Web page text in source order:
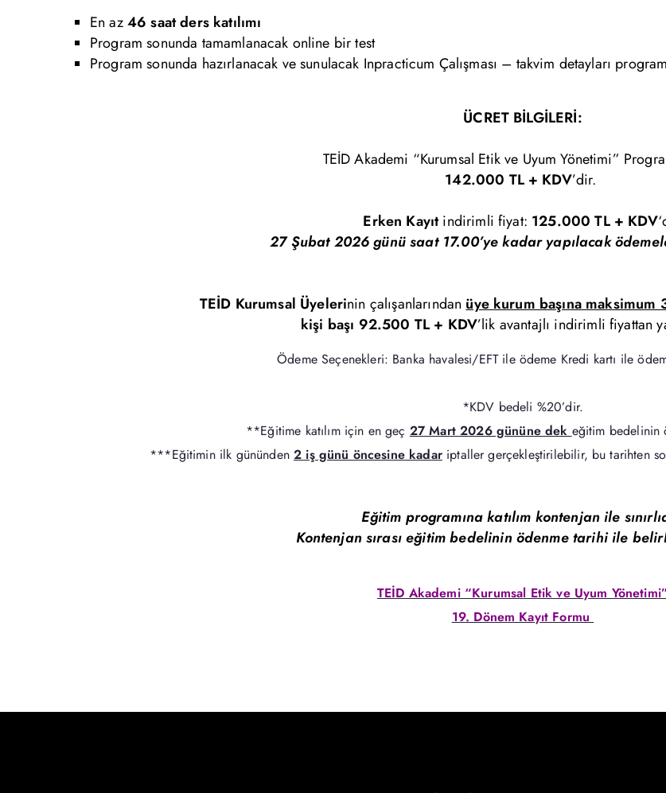
En az46 saat ders katılımı
Program sonunda tamamlanacak online bir test
Program sonunda hazırlanacak ve sunulacak Inpracticum Çalışması – takvim detayları
ÜCRET BİLGİLERİ:
TEİD Akademi “Kurumsal Etik ve Uyum Yönetimi”
142.000 TL + KDV’dir.
Erken Kayıtindirimli fiyat: 125.000 TL + KDV
27 Şubat 2026 günü saat 17.00’ye kadar yapılacak
TEİD Kurumsal Üyelerinin çalışanlarından üye kurum başına maksimum
kişi başı 92.500 TL + KDV’lik avantajlı indirimli fiyattan
Ödeme Seçenekleri: Banka havalesi/EFT ile ödeme Kredi kartı ile
*KDV bedeli %20’dir.
**Eğitime katılım için en geç 27 Mart 2026 gününe dek eğitim bedelinin
***Eğitimin ilk gününden2 iş günü öncesine kadariptaller gerçekleştirilebilir, bu tarihten
Eğitim programına katılım kontenjan ile
Kontenjan sırası eğitim bedelinin ödenme tarihi ile
TEİD Akademi “Kurumsal Etik ve Uyum
19. Dönem Kayıt Formu